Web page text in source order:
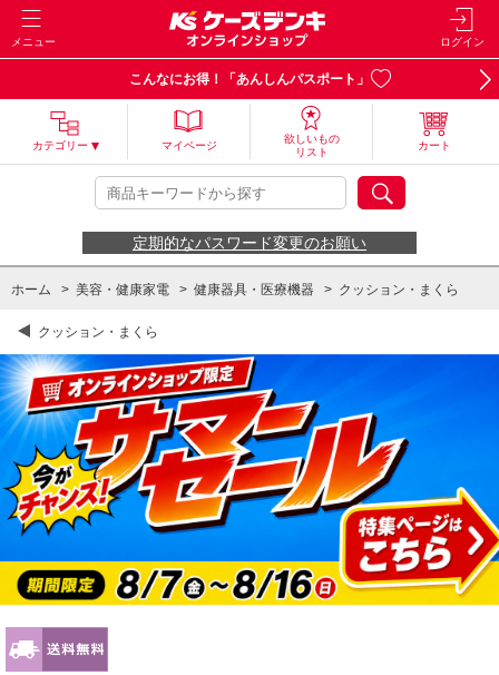
メニュー ログイン
こんなにお得！「あんしんパスポート」
カテゴリー マイページ
欲しいもの
リスト
カート
定期的なパスワード変更のお願い
ホーム > 美容・健康家電 > 健康器具・医療機器 > クッション・まくら
クッション・まくら